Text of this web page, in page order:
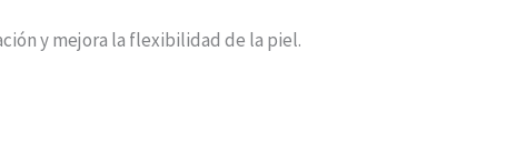
y mejora la flexibilidad de la piel.